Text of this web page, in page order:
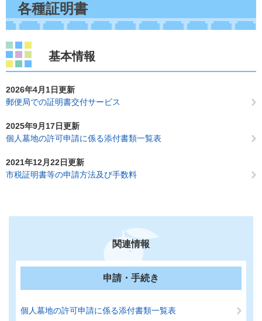
各種証明書
基本情報
2026年4月1日更新
郵便局での証明書交付サービス
2025年9月17日更新
個人墓地の許可申請に係る添付書類一覧表
2021年12月22日更新
市税証明書等の申請方法及び手数料
関連情報
申請・手続き
個人墓地の許可申請に係る添付書類一覧表